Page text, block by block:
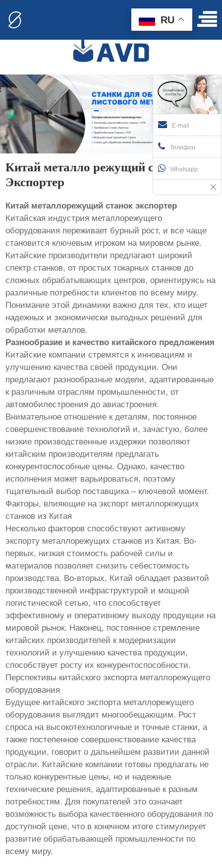
Китай металло режущий станок
Экспортер
Китай металлорежущий станок экспортер
Китайская индустрия металлорежущего
оборудования переживает бурный рост, и все чаще
становится ключевым игроком на мировом рынке.
Китайские производители предлагают широкий
спектр станков, от простых токарных станков до
сложных обрабатывающих центров, ориентируясь на
различные потребности клиентов по всему миру.
Понимание этой динамики важно для тех, кто ищет
надежных и экономически выгодных решений для
обработки металлов.
Разнообразие и качество китайского предложения
Китайские компании стремятся к инновациям и
улучшению качества своей продукции. Они
предлагают разнообразные модели, адаптированные
к различным отраслям промышленности, от
автомобилестроения до авиастроения.
Внимательное отношение к деталям, постоянное
совершенствование технологий и, зачастую, более
низкие производственные издержки позволяют
китайским производителям предлагать
конкурентоспособные цены. Однако, качество
исполнения может варьироваться, поэтому
тщательный выбор поставщика – ключевой момент.
Факторы, влияющие на экспорт металлорежущих
станков из Китая
Несколько факторов способствуют активному
экспорту металлорежущих станков из Китая. Во-
первых, низкая стоимость рабочей силы и
материалов позволяет снизить себестоимость
производства. Во-вторых, Китай обладает развитой
производственной инфраструктурой и мощной
логистической сетью, что способствует
эффективному и оперативному выходу продукции на
мировой рынок. Наконец, постоянное стремление
китайских производителей к модернизации
технологий и улучшению качества продукции,
способствует росту их конкурентоспособности.
Перспективы китайского экспорта металлорежущего
оборудования
Будущее китайского экспорта металлорежущего
оборудования выглядит многообещающим. Рост
спроса на высокотехнологичные и точные станки, а
также постепенное совершенствование качества
продукции, говорит о дальнейшем развитии данной
отрасли. Китайские компании готовы предлагать не
только конкурентные цены, но и надежные
технические решения, адаптированные к разным
потребностям. Для покупателей это означает
возможность выбора качественного оборудования по
доступной цене, что в конечном итоге стимулирует
развитие обрабатывающей промышленности по
всему миру.
E-mail
Телефон
Whatsapp
RU